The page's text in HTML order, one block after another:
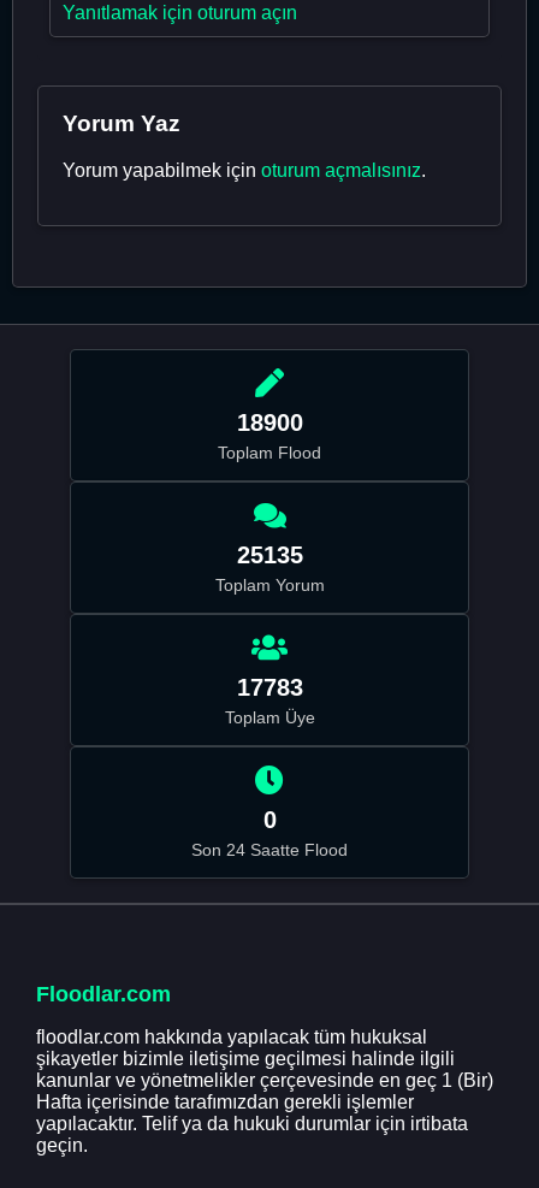
Yanıtlamak için oturum açın
Yorum Yaz
Yorum yapabilmek için oturum açmalısınız.
18900
Toplam Flood
25135
Toplam Yorum
17783
Toplam Üye
0
Son 24 Saatte Flood
Floodlar.com
floodlar.com hakkında yapılacak tüm hukuksal
şikayetler bizimle iletişime geçilmesi halinde ilgili
kanunlar ve yönetmelikler çerçevesinde en geç 1 (Bir)
Hafta içerisinde tarafımızdan gerekli işlemler
yapılacaktır. Telif ya da hukuki durumlar için irtibata
geçin.